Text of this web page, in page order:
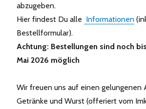
abzugeben.
Hier findest Du alle Informationen
Bestellformular).
Achtung: Bestellungen sind noch
Mai 2026 möglich
Wir freuen uns auf einen gelungenen
Getränke und Wurst (offeriert vom